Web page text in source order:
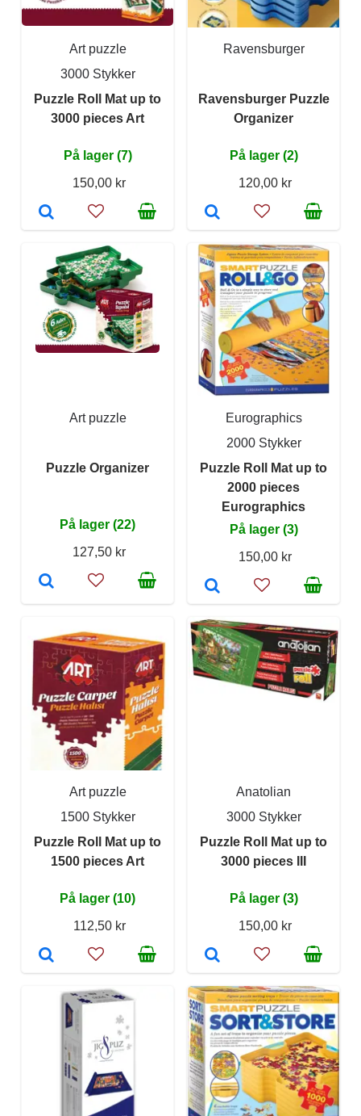
Art puzzle
3000 Stykker
Puzzle Roll Mat up to
3000 pieces Art
På lager (7)
150,00 kr
Ravensburger
Ravensburger Puzzle
Organizer
På lager (2)
120,00 kr
Art puzzle
Puzzle Organizer
På lager (22)
127,50 kr
Eurographics
2000 Stykker
Puzzle Roll Mat up to
2000 pieces
Eurographics
På lager (3)
150,00 kr
Art puzzle
1500 Stykker
Puzzle Roll Mat up to
1500 pieces Art
På lager (10)
112,50 kr
Anatolian
3000 Stykker
Puzzle Roll Mat up to
3000 pieces III
På lager (3)
150,00 kr